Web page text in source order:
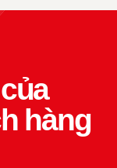
hàng